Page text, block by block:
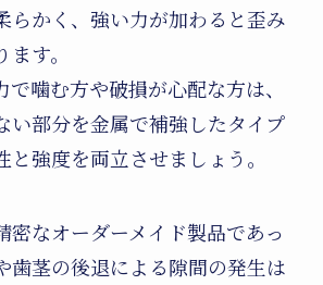
らかく、強い力が加わると歪み
す。
噛む方や破損が心配な方は、
い部分を金属で補強したタイプ
と強度を両立させましょう。
密なオーダーメイド製品であっ
歯茎の後退による隙間の発生は